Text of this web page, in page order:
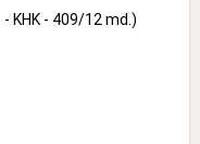
KHK - 409/12 md.)